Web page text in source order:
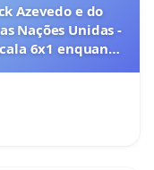
Azevedo e do
Nações Unidas -
6x1 enquanto